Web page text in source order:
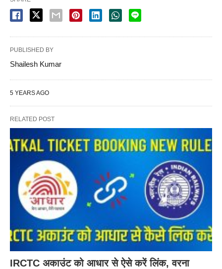
PUBLISHED BY
Shailesh Kumar
5 YEARS AGO
RELATED POST
IRCTC अकाउंट को आधार से ऐसे करें लिंक, वरना